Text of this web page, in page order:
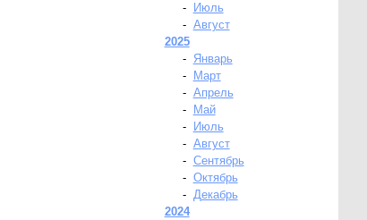
-
Июль
- Август
2025
-
Январь
-
Март
- Апрель
-
Май
-
Июль
- Август
- Сентябрь
- Октябрь
- Декабрь
2024